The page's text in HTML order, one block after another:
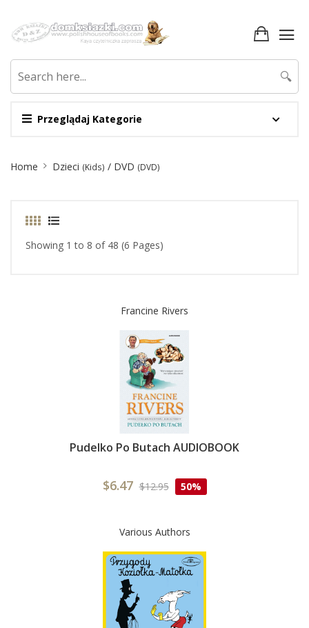
Przeglądaj Kategorie
🔍
Breadcrumb
Home Dzieci (Kids) / DVD (DVD)
Showing 1 to 8 of 48 (6 Pages)
Francine Rivers
Pudelko Po Butach AUDIOBOOK
$6.47 $12.95 50%
Various Authors